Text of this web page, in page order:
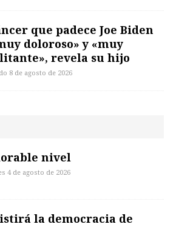
que padece Joe Biden
doloroso» y «muy
revela su hijo
8 de agosto de 2026
nivel
4 de agosto de 2026
la democracia de